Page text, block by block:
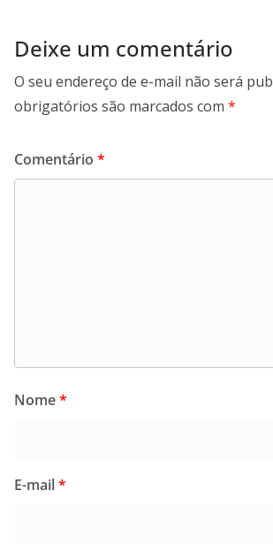
Deixe um comentário
O seu endereço de e-mail não será
obrigatórios são marcados com *
Comentário *
Nome*
E-mail*